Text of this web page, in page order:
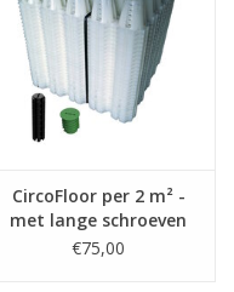
CircoFloor per 2 m² -
met lange schroeven
(14,7-21,8cm)
€75,00